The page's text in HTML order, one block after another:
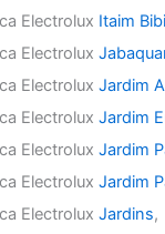
Electrolux Itaim Bibi
Electrolux
ElectroluxJardim
ElectroluxJardim
ElectroluxJardim
ElectroluxJardim
ElectroluxJardins,